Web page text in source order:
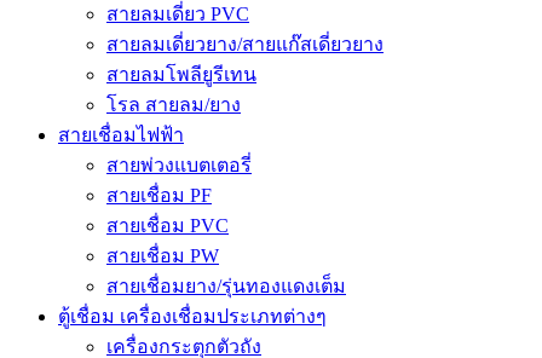
สายลมเดี่ยว PVC
สายลมเดี่ยวยาง/สายแก๊สเดี่ยวยาง
สายลมโพลียูรีเทน
โรล สายลม/ยาง
สายเชื่อมไฟฟ้า
สายพ่วงแบตเตอรี่
สายเชื่อม PF
สายเชื่อม PVC
สายเชื่อม PW
สายเชื่อมยาง/รุ่นทองแดงเต็ม
ตู้เชื่อม เครื่องเชื่อมประเภทต่างๆ
เครื่องกระตุกตัวถัง